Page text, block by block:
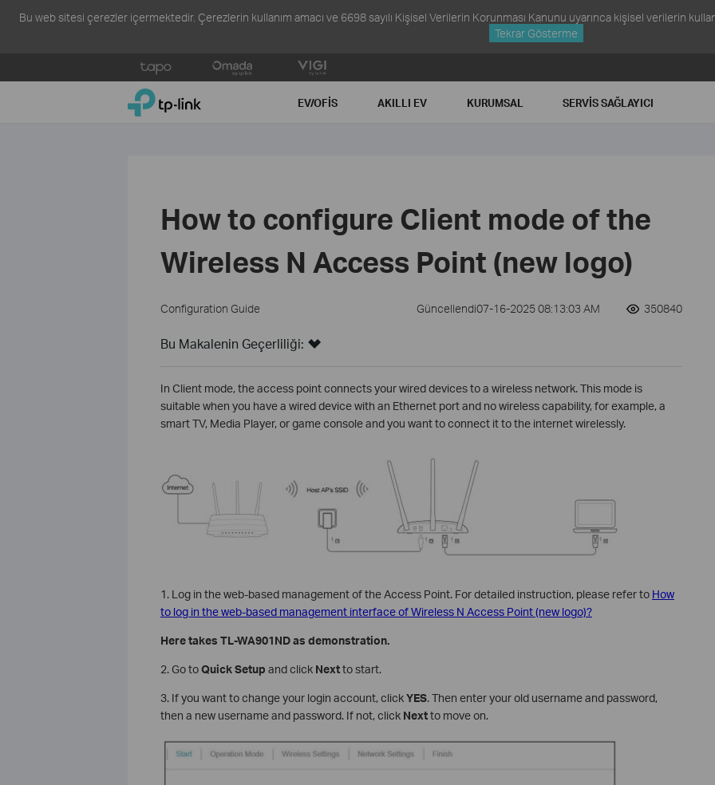
Bu web sitesi çerezler içermektedir. Çerezlerin kullanım amacı ve 6698 sayılı Kişisel Verilerin Korunması Kanunu uyarınca kişisel verilerin
Tekrar Gösterme
to
TP-Link, Reliably Smart EV/OFIS AKILLI EV KURUMSAL SERVIS SAĞLAYICI
How to configure Client mode of the
Wireless N Access Point (new logo)
Configuration Guide Güncellendi07-16-2025 08:13:03 AM 350840
Bu Makalenin Geçerliliği:
In Client mode, the access point connects your wired devices to a wireless network. This mode is
suitable when you have a wired device with an Ethernet port and no wireless capability, for example, a
smart TV, Media Player, or game console and you want to connect it to the internet wirelessly.
1. Log in the web-based management of the Access Point. For detailed instruction, please refer to How
to log in the web-based management interface of Wireless N Access Point (new logo)?
Here takes TL-WA901ND as demonstration.
2. Go toQuick Setup and click Nextto start.
3. If you want to change your login account, clickYES. Then enter your old username and password,
then a new username and password. If not, click Nextto move on.